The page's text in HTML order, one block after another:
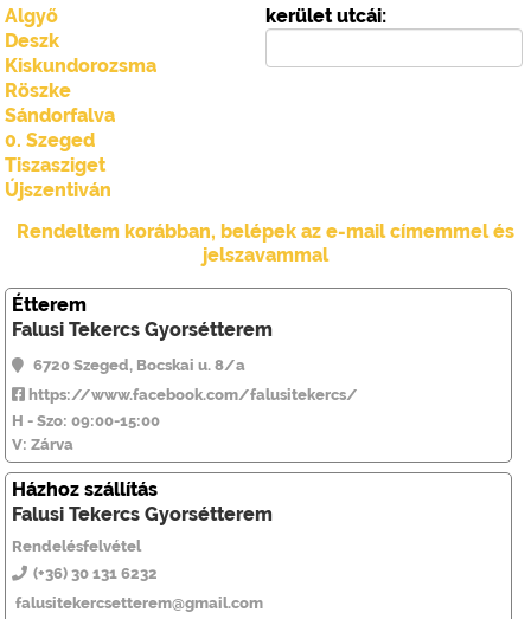
Algyő
Deszk
Kiskundorozsma
Röszke
Sándorfalva
0. Szeged
Tiszasziget
Újszentiván
kerület utcái:
Rendeltem korábban, belépek az e-mail címemmel és
jelszavammal
Étterem
Falusi Tekercs Gyorsétterem
6720 Szeged, Bocskai u. 8/a
https://www.facebook.com/falusitekercs/
H - Szo: 09:00-15:00
V: Zárva
Házhoz szállítás
Falusi Tekercs Gyorsétterem
Rendelésfelvétel
(+36) 30 131 6232
falusitekercsetterem@gmail.com